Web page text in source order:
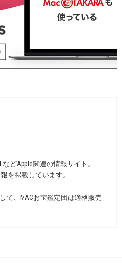
などApple関連の情報サイト。
を掲載しています。
て、MACお宝鑑定団は適格販売